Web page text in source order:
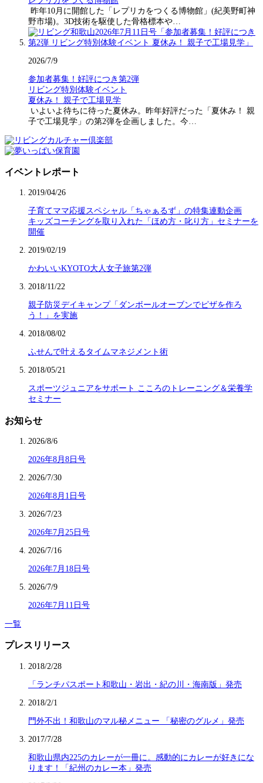
昨年10月に開館した「レプリカをつくる博物館」(紀美野町神
野市場)。3D技術を駆使した骨格標本や…
2026/7/9
参加者募集！好評につき第2弾
リビング特別体験イベント
夏休み！ 親子で工場見学
いよいよ待ちに待った夏休み。昨年好評だった「夏休み！ 親
子で工場見学」の第2弾を企画しました。今…
イベントレポート
2019/04/26
子育てママ応援スペシャル「ちゃぁるず」の特集連動企画
キッズコーチングを取り入れた「ほめ方・叱り方」セミナーを
開催
2019/02/19
かわいいKYOTO大人女子旅第2弾
2018/11/22
親子防災デイキャンプ「ダンボールオーブンでピザを作ろ
う！」を実施
2018/08/02
ふせんで叶えるタイムマネジメント術
2018/05/21
スポーツジュニアをサポート こころのトレーニング＆栄養学
セミナー
お知らせ
2026/8/6
2026年8月8日号
2026/7/30
2026年8月1日号
2026/7/23
2026年7月25日号
2026/7/16
2026年7月18日号
2026/7/9
2026年7月11日号
一覧
プレスリリース
2018/2/28
「ランチパスポート和歌山・岩出・紀の川・海南版」発売
2018/2/1
門外不出！和歌山のマル秘メニュー 「秘密のグルメ」発売
2017/7/28
和歌山県内225のカレーが一冊に。感動的にカレーが好きにな
ります！「紀州のカレー本」発売